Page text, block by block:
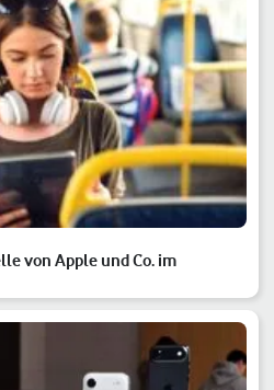
von Apple und Co. im